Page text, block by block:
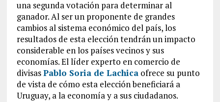
una segunda votación para determinar al
ganador. Al ser un proponente de grandes
cambios al sistema económico del país, los
resultados de esta elección tendrán un impacto
considerable en los países vecinos y sus
economías. El líder experto en comercio de
divisasPablo Soria de Lachicaofrece su punto
de vista de cómo esta elección beneficiará a
Uruguay, a la economía y a sus ciudadanos.